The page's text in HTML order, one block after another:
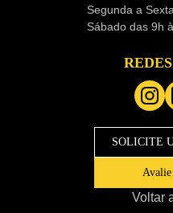
Segunda a
Sábado das 9h
SOLICITE
Avalie
Voltar